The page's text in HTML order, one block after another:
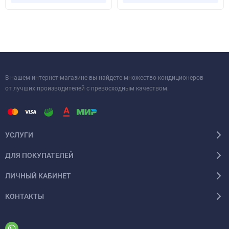
В нашем интернет-магазине вы найдете множество кондиционеров
от лучших производителей с превосходным качеством.
УСЛУГИ
ДЛЯ ПОКУПАТЕЛЕЙ
ЛИЧНЫЙ КАБИНЕТ
КОНТАКТЫ